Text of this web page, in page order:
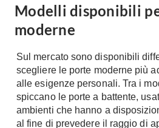
Armadio ante Battenti
Armadi ante
Scorrevoli
Cabine Armadio
Armadi su misura
Armadi Angolo
I consigli sugli armadi
Modelli disponibili
moderne
Sul mercato sono disponibili
scegliere le porte moderne più
alle esigenze personali. Tra i
spiccano le porte a battente,
ambienti che hanno a
al fine di prevedere il raggio di